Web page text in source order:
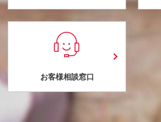
お客様相談窓口